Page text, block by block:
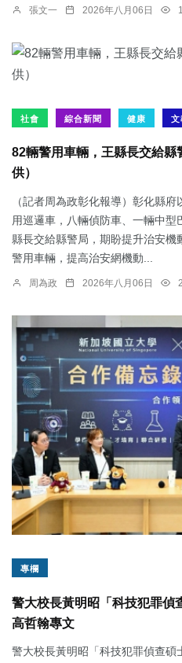
張文一 2026年八月06日
社會 綜合新聞 健康 文
82輛警用車輛，王縣長交給
供）
（記者周為政彰化報導）彰化縣
用巡邏車，八輛偵防車、一輛中
縣長交給縣警局，期盼提升治安
警用車輛，提高治安網機動...
周為政 2026年八月06日
專欄
警大校長黃明昭「科技犯罪偵
高哲翰專文
警大校長黃明昭「科技犯罪偵查